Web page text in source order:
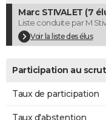
COPAINS D'AVANT
S'inscrire
Se connecter
Lycées
Collèges
Primaires
Universités
Entreprises
Service militaire
Avis de recherche
AVIS DE DÉCÈS
Bricolage
Television
Marc STIVALET (7
Liste conduite par M
Voir la liste des élus
Participation au
Taux de participation
Taux d'abstention